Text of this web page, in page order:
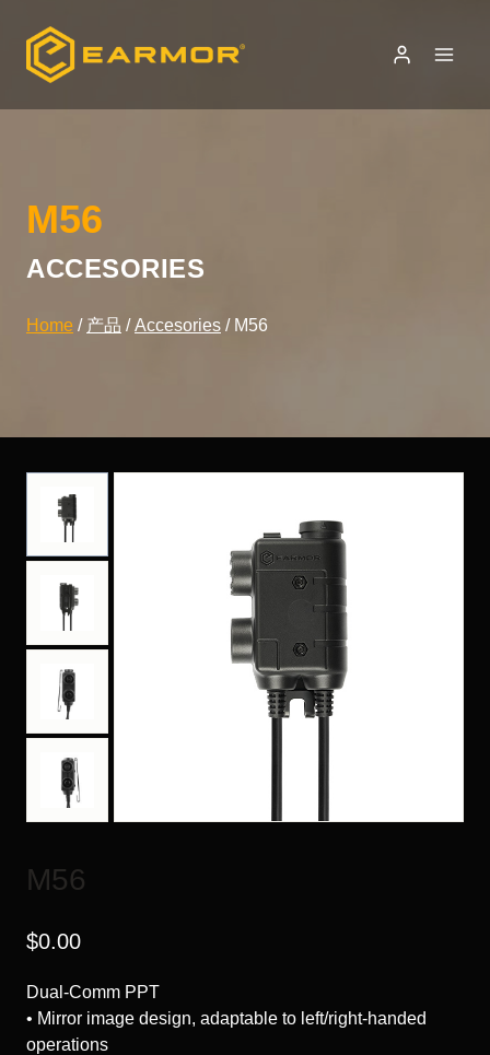
content
M56
ACCESORIES
Home / 产品 / Accesories / M56
M56
$0.00
Dual-Comm PPT
• Mirror image design, adaptable to left/right-handed
operations